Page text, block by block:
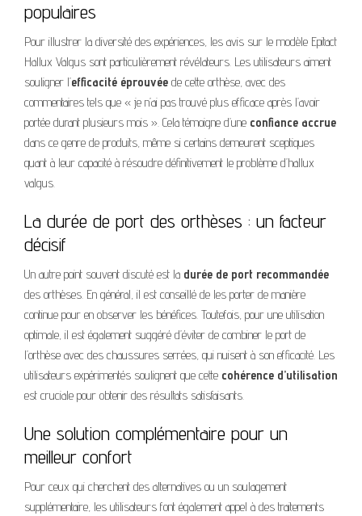
populaires
Pour illustrer la diversité des expériences, les avis sur le modèle Epitact
Hallux Valgus sont particulièrement révélateurs. Les utilisateurs aiment
souligner l’efficacité éprouvée de cette orthèse, avec des
commentaires tels que « je n’ai pas trouvé plus efficace après l’avoir
portée durant plusieurs mois ». Cela témoigne d’une confiance accrue
dans ce genre de produits, même si certains demeurent sceptiques
quant à leur capacité à résoudre définitivement le problème d’hallux
valgus.
La durée de port des orthèses : un facteur
décisif
Un autre point souvent discuté est la durée de port recommandée
des orthèses. En général, il est conseillé de les porter de manière
continue pour en observer les bénéfices. Toutefois, pour une utilisation
optimale, il est également suggéré d’éviter de combiner le port de
l’orthèse avec des chaussures serrées, qui nuisent à son efficacité. Les
utilisateurs expérimentés soulignent que cette cohérence d’utilisation
est cruciale pour obtenir des résultats satisfaisants.
Une solution complémentaire pour un
meilleur confort
Pour ceux qui cherchent des alternatives ou un soulagement
supplémentaire, les utilisateurs font également appel à des traitements